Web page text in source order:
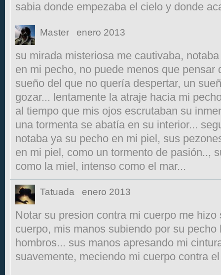
sabia donde empezaba el cielo y donde
Master enero 2013
su mirada misteriosa me cautivaba,
en mi pecho, no puede menos que pensar
sueño del que no quería despertar, un
gozar... lentamente la atraje hacia mi
al tiempo que mis ojos escrutaban su
una tormenta se abatía en su interior...
notaba ya su pecho en mi piel, sus
en mi piel, como un tormento de pasión..,
como la miel, intenso como el mar...
Tatuada enero 2013
Notar su presion contra mi cuerpo me
cuerpo, mis manos subiendo por su
hombros... sus manos apresando mi
suavemente, meciendo mi cuerpo contra